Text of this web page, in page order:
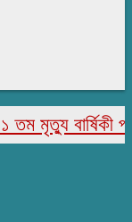
মৃত্যু বার্ষিকী